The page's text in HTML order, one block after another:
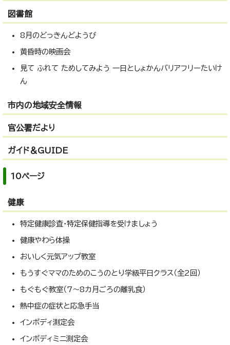
図書館
8月のどっきんどようび
黄昏時の映画会
見て ふれて ためしてみよう 一日としょかんバリアフリーたいけ
ん
市内の地域安全情報
官公署だより
ガイド＆GUIDE
10ページ
健康
特定健康診査・特定保健指導を受けましょう
健康やわら体操
おいしく元気アップ教室
もうすぐママのためのこうのとり学級平日クラス（全2回）
もぐもぐ教室（7～8カ月ごろの離乳食）
熱中症の症状と応急手当
インボディ測定会
インボディミニ測定会